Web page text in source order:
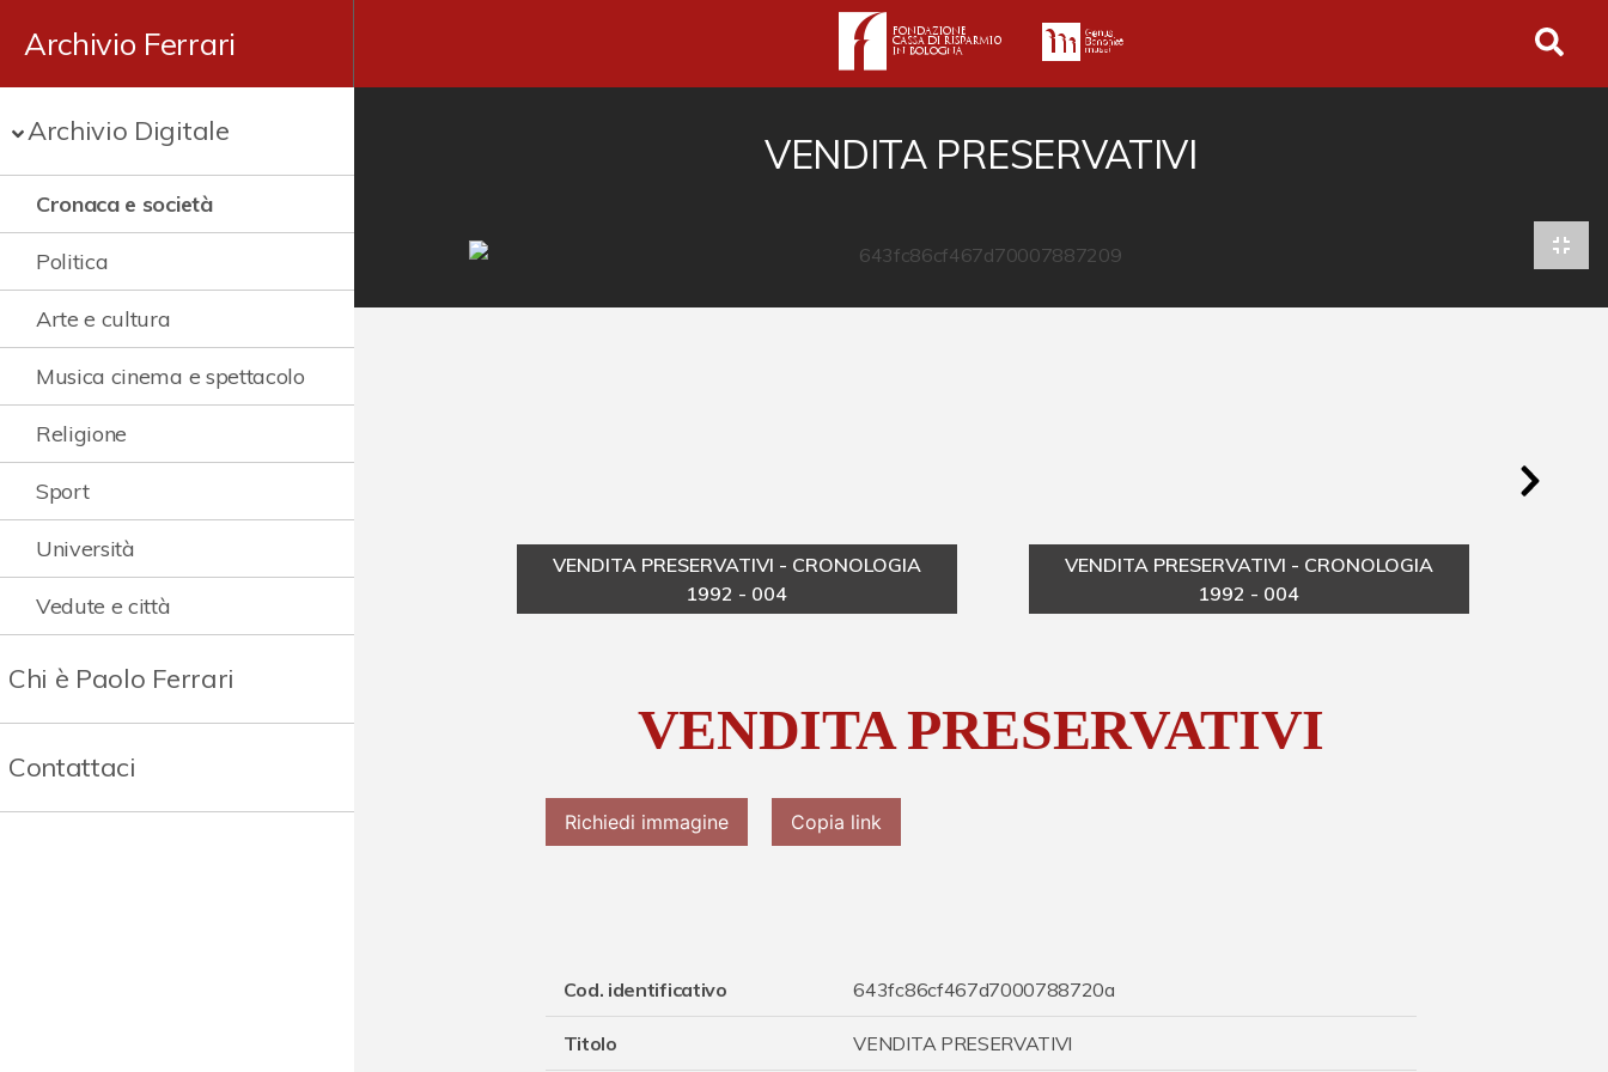
Archivio Ferrari
Archivio Digitale
Cronaca e società
Politica
Arte e cultura
Musica cinema e spettacolo
Religione
Sport
Università
Vedute e città
Chi è Paolo Ferrari
Contattaci
VENDITA PRESERVATIVI
VENDITA PRESERVATIVI - CRONOLOGIA
1992 - 004
VENDITA PRESERVATIVI - CRONOLOGIA
1992 - 004
VENDITA PRESERVATIVI
Richiedi immagine Copia link
Cod. identificativo 643fc86cf467d7000788720a
Titolo VENDITA PRESERVATIVI